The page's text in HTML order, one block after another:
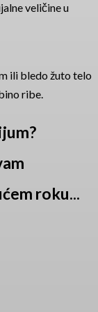
veličine u
ili bledo žuto telo
ribe.
roku...